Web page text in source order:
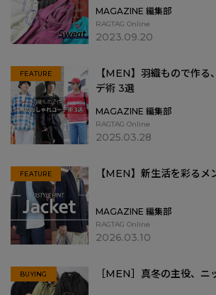
MAGAZINE 編集部
RAGTAG Online
2023.09.20
FEATURE
【MEN】羽織もので作る
デ術 3選
MAGAZINE 編集部
RAGTAG Online
2025.03.28
FEATURE 【MEN】新生活を彩るメ
MAGAZINE 編集部
RAGTAG Online
2026.03.10
BUYING ［MEN］真冬の主役、ニ